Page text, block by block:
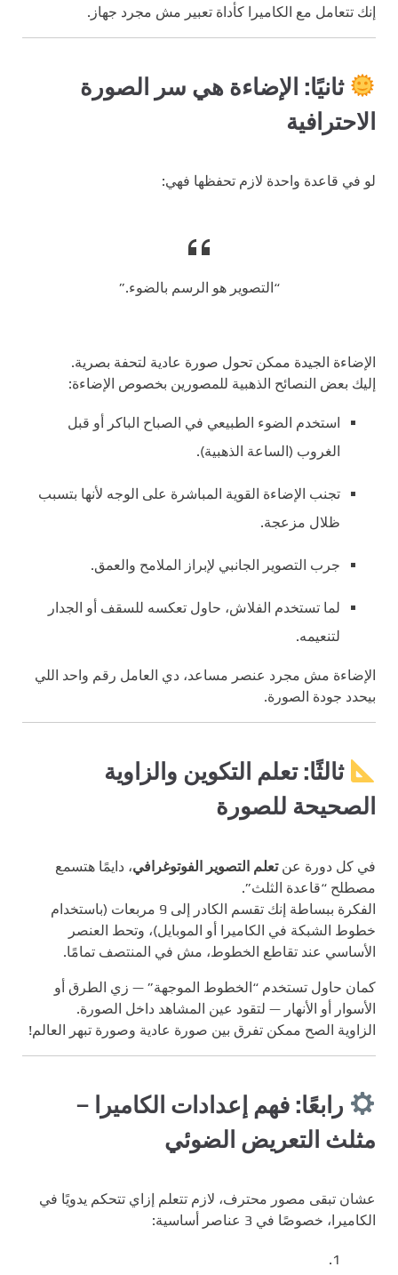
إنك تتعامل مع الكاميرا كأداة تعبير مش مجرد جهاز.
ثانيًا: الإضاءة هي سر الصورة
الاحترافية
لو في قاعدة واحدة لازم تحفظها فهي:
“التصوير هو الرسم بالضوء.”
الإضاءة الجيدة ممكن تحول صورة عادية لتحفة بصرية.
إليك بعض النصائح الذهبية للمصورين بخصوص الإضاءة:
استخدم الضوء الطبيعي في الصباح الباكر أو قبل
الغروب (الساعة الذهبية).
تجنب الإضاءة القوية المباشرة على الوجه لأنها بتسبب
ظلال مزعجة.
جرب التصوير الجانبي لإبراز الملامح والعمق.
لما تستخدم الفلاش، حاول تعكسه للسقف أو الجدار
لتنعيمه.
الإضاءة مش مجرد عنصر مساعد، دي العامل رقم واحد اللي
بيحدد جودة الصورة.
ثالثًا: تعلم التكوين والزاوية
الصحيحة للصورة
في كل دورة عنتعلم التصوير الفوتوغرافي، دايمًا هتسمع
مصطلح “قاعدة الثلث”.
الفكرة ببساطة إنك تقسم الكادر إلى 9 مربعات (باستخدام
خطوط الشبكة في الكاميرا أو الموبايل)، وتحط العنصر
الأساسي عند تقاطع الخطوط، مش في المنتصف تمامًا.
كمان حاول تستخدم “الخطوط الموجهة” — زي الطرق أو
الأسوار أو الأنهار — لتقود عين المشاهد داخل الصورة.
الزاوية الصح ممكن تفرق بين صورة عادية وصورة تبهر العالم!
رابعًا: فهم إعدادات الكاميرا –
مثلث التعريض الضوئي
عشان تبقى مصور محترف، لازم تتعلم إزاي تتحكم يدويًا في
الكاميرا، خصوصًا في 3 عناصر أساسية: